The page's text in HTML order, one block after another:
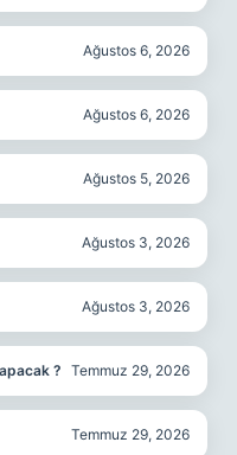
Ağustos 6, 2026
Ağustos 6, 2026
Ağustos 5, 2026
Ağustos 3, 2026
Ağustos 3, 2026
? Temmuz 29, 2026
Temmuz 29, 2026